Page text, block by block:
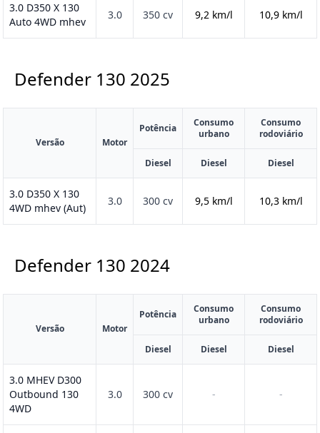
3.0 D350 X 130
Auto 4WD mhev
3.0 350 cv 9,2 km/l 10,9 km/l
Defender 130 2025
Versão Motor
Potência
Consumo
urbano
Consumo
rodoviário
Diesel Diesel Diesel
3.0 D350 X 130
4WD mhev (Aut)
3.0 300 cv 9,5 km/l 10,3 km/l
Defender 130 2024
Versão Motor
Potência
Consumo
urbano
Consumo
rodoviário
Diesel Diesel Diesel
3.0 MHEV D300
Outbound 130
4WD
3.0 300 cv - -